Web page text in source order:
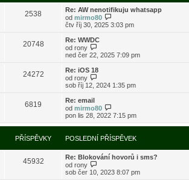
s
l
e
d
ř
í
ě
v
k
i
t
p
o
d
ř
í
p
ě
v
e
2538
Re: AW nenotifikuju whatsapp
od mirmo80
o
z
i
o
s
n
í
ř
s
p
ě
v
čtv říj 30, 2025 3:03 pm
20748
Re: WWDC
od rony
o
r
z
i
p
o
s
l
e
d
í
ř
ned čer 22, 2025 7:09 pm
24272
Re: iOS 18
od rony
o
a
z
i
t
p
o
s
l
d
sob říj 12, 2024 1:35 pm
6819
Re: email
od mirmo80
o
r
a
z
i
t
o
pon lis 28, 2022 7:15 pm
PŘÍSPĚVKY POSLEDNÍ PŘÍSPĚVEK
45932
Re: Blokování hovorů i sms?
od rony
o
sob čer 10, 2023 8:07 pm